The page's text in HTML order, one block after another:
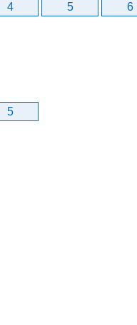
4 5 6
5